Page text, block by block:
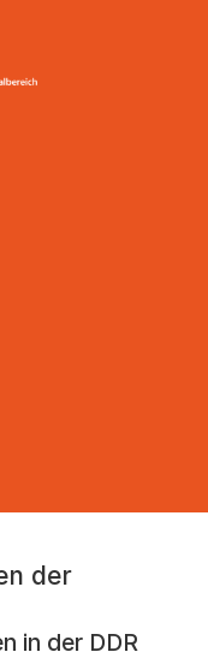
der
in der DDR